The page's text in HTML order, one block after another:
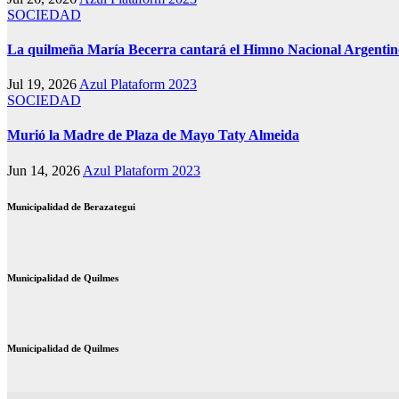
SOCIEDAD
La quilmeña María Becerra cantará el Himno Nacional
Jul 19, 2026 Azul Plataform 2023
SOCIEDAD
Murió la Madre de Plaza de Mayo Taty Almeida
Jun 14, 2026 Azul Plataform 2023
Municipalidad de Berazategui
Municipalidad de Quilmes
Municipalidad de Quilmes